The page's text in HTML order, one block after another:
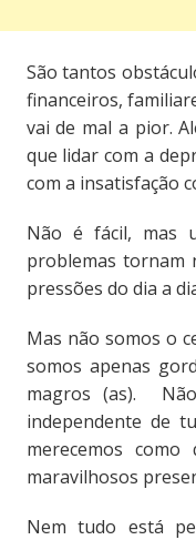
São tantos
financeiros,
vai de mal a pior.
que lidar com a
com a insatisfação
Não é fácil, mas
problemas tornam
pressões do dia a
Mas não somos o
somos apenas
magros (as).
independente de
merecemos
maravilhosos
Nem tudo está